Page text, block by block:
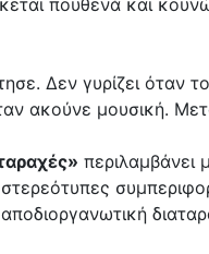
πουθενά και
Δεν γυρίζει όταν
ακούνε μουσική.
περιλαμβάνει